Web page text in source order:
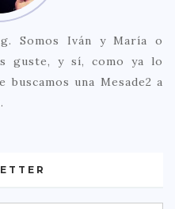
Somos Iván y María o
guste, y sí, como ya lo
una Mesade2 a